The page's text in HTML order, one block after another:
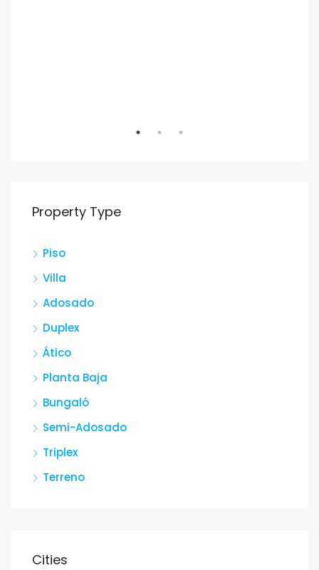
Property Type
Piso
Villa
Adosado
Duplex
Ático
Planta Baja
Bungaló
Semi-Adosado
Triplex
Terreno
Cities